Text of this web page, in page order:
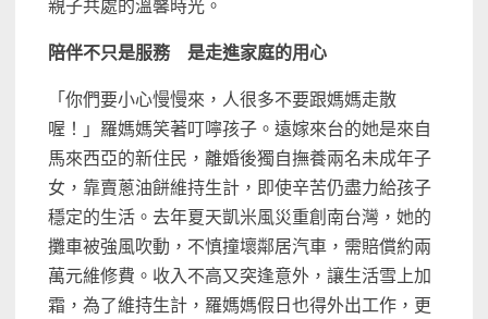
親子共處的溫馨時光。
陪伴不只是服務 是走進家庭的用心
「你們要小心慢慢來，人很多不要跟媽媽走散
喔！」羅媽媽笑著叮嚀孩子。遠嫁來台的她是來自
馬來西亞的新住民，離婚後獨自撫養兩名未成年子
女，靠賣蔥油餅維持生計，即使辛苦仍盡力給孩子
穩定的生活。去年夏天凱米風災重創南台灣，她的
攤車被強風吹動，不慎撞壞鄰居汽車，需賠償約兩
萬元維修費。收入不高又突逢意外，讓生活雪上加
霜，為了維持生計，羅媽媽假日也得外出工作，更